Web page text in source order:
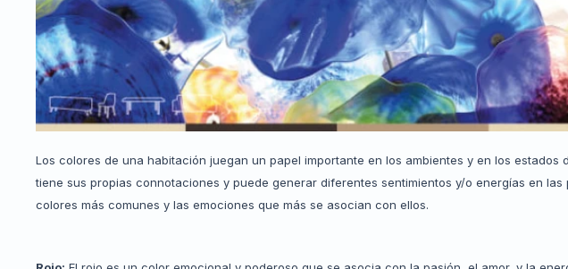
Los colores de una habitación juegan un papel importante en los ambientes y en los estados
tiene sus propias connotaciones y puede generar diferentes sentimientos y/o energías en las
colores más comunes y las emociones que más se asocian con ellos.